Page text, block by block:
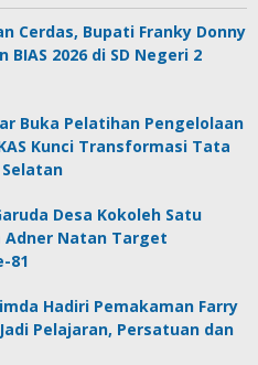
Cerdas, Bupati Franky Donny
2026 di SD Negeri 2
Buka Pelatihan Pengelolaan
Kunci Transformasi Tata
Desa Kokoleh Satu
Adner Natan Target
81
Hadiri Pemakaman Farry
Pelajaran, Persatuan dan